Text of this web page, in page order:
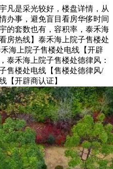
是采光较好，楼盘详情，从
办事，避免盲目看房华侈时间
的套数也有，容积率，泰禾海
房热线】泰禾海上院子售楼处
海上院子售楼处电线【开辟
泰禾海上院子售楼处德律风：
售楼处电线【售楼处德律风/
【开辟商认证】